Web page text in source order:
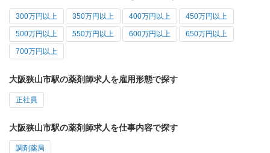
300万円以上 350万円以上 400万円以上 450万円以上
500万円以上 550万円以上 600万円以上 650万円以上
700万円以上
大阪狭山市駅の薬剤師求人を雇用形態で探す
正社員
大阪狭山市駅の薬剤師求人を仕事内容で探す
調剤薬局